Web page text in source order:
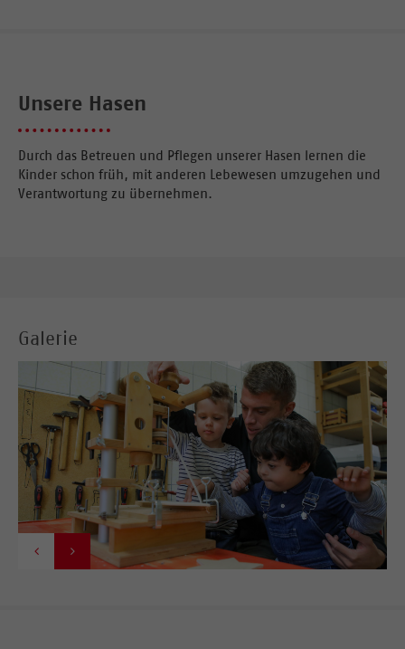
Unsere Hasen
Durch das Betreuen und Pflegen unserer Hasen lernen die
Kinder schon früh, mit anderen Lebewesen umzugehen und
Verantwortung zu übernehmen.
Galerie
 